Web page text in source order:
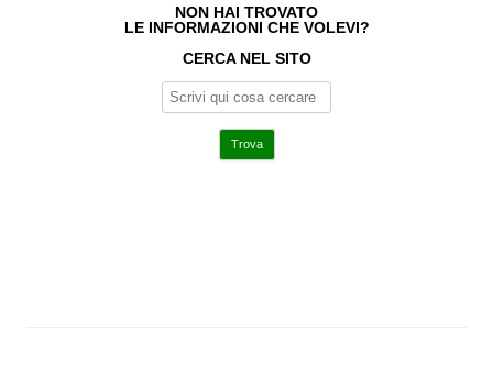
NON HAI TROVATO
LE INFORMAZIONI CHE VOLEVI?
CERCA NEL SITO